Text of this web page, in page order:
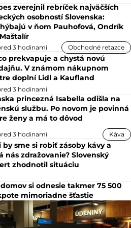
zverejnil rebríček najväčších
osobností Slovenska:
v ňom Pauhofová, Ondrík
3 hodinami Obchodné reťazce
prekvapuje a chystá novú
V známom nákupnom
doplní Lidl a Kaufland
3 hodinami
princezná Isabella odišla na
službu. Po novom je povinná
ženy a má to dôvod
3 hodinami Káva
by sme si robiť zásoby kávy a
nás zdražovanie? Slovenský
zhodnotil situáciu
si odnesie takmer 75 500
mimoriadne šťastie